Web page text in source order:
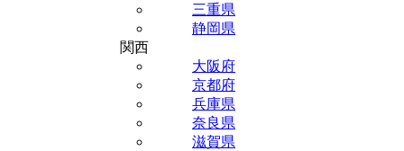
三重県
静岡県
関西
大阪府
京都府
兵庫県
奈良県
滋賀県